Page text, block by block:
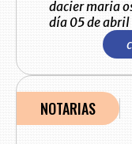
dacier maria
día 05 de
NOTARIAS